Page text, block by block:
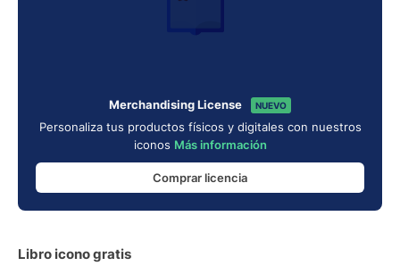
Merchandising License NUEVO
Personaliza tus productos físicos y digitales con nuestros
iconos Más información
Comprar licencia
Libro icono gratis